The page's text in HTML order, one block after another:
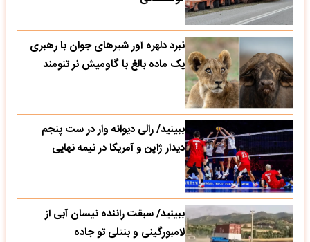
نبرد دلهره آور شیرهای جوان با رهبری
یک ماده بالغ با گاومیش نر تنومند
ببینید/ رالی دیوانه وار در ست پنجم
دیدار ژاپن و آمریکا در نیمه نهایی
ببینید/ سبقت راننده نیسان آبی از
لامبورگینی و بنتلی تو جاده